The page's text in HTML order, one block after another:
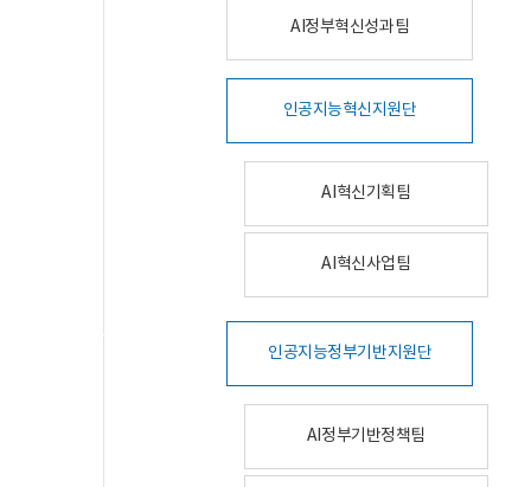
AI정부혁신성과팀
인공지능혁신지원단
AI혁신기획팀
AI혁신사업팀
인공지능정부기반지원단
AI정부기반정책팀